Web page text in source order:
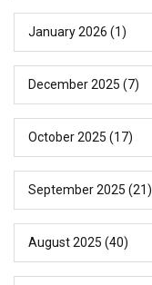
January 2026 (1)
December 2025 (7)
October 2025 (17)
September 2025 (21)
August 2025 (40)